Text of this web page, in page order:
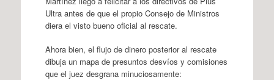
Ultra antes de que el propio Consejo de Ministros
diera el visto bueno oficial al rescate.
Ahora bien, el flujo de dinero posterior al rescate
dibuja un mapa de presuntos desvíos y comisiones
que el juez desgrana minuciosamente: